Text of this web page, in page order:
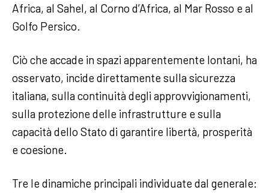
Africa, al Sahel, al Corno d’Africa, al Mar Rosso e al
Golfo Persico.
Ciò che accade in spazi apparentemente lontani, ha
osservato, incide direttamente sulla sicurezza
italiana, sulla continuità degli approvvigionamenti,
sulla protezione delle infrastrutture e sulla
capacità dello Stato di garantire libertà, prosperità
e coesione.
Tre le dinamiche principali individuate dal generale: